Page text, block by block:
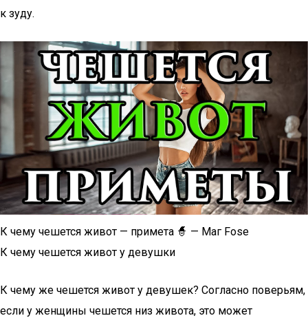
к зуду.
К чему чешется живот — примета 🧙 — Маг Fose
К чему чешется живот у девушки
К чему же чешется живот у девушек? Согласно поверьям,
если у женщины чешется низ живота, это может